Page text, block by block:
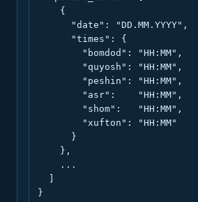
    {
      "date": "DD.MM.YYYY",
      "times": {
        "bomdod": "HH:MM",
        "quyosh": "HH:MM",
        "peshin": "HH:MM",
        "asr":    "HH:MM",
        "shom":   "HH:MM",
        "xufton": "HH:MM"
      }
    },
    ...
}